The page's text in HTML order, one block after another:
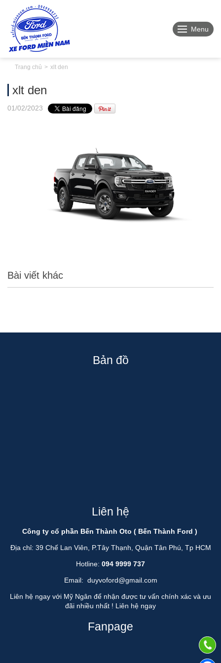
Menu
Trang chủ xlt den
xlt den
01/02/2023
Bài viết khác
Bản đồ
Liên hệ
Công ty cổ phần Bến Thành Oto ( Bến Thành Ford )
Địa chỉ: 39 Chế Lan Viên, P.Tây Thạnh, Quận Tân Phú, Tp HCM
Hotline: 094 9999 737
Email: duyvoford@gmail.com
Liên hệ ngay với Mỹ Ngân để nhận được tư vấn chính xác và ưu
đãi nhiều nhất ! Liên hệ ngay
Fanpage